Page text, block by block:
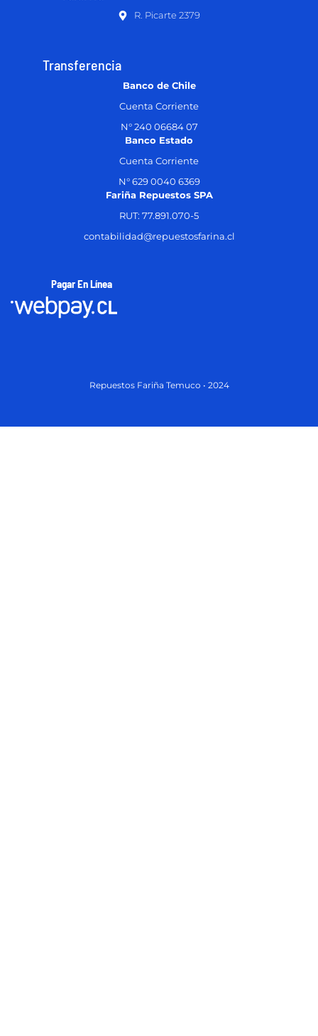
R. Picarte 2379
Transferencia
Banco de Chile
Cuenta Corriente
N° 240 06684 07
Banco Estado
Cuenta Corriente
N° 629 0040 6369
Fariña Repuestos SPA
RUT: 77.891.070-5
contabilidad@repuestosfarina.cl
Pagar En Línea
Repuestos Fariña Temuco • 2024